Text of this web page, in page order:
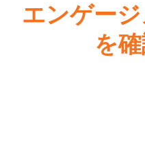
エンゲー
を